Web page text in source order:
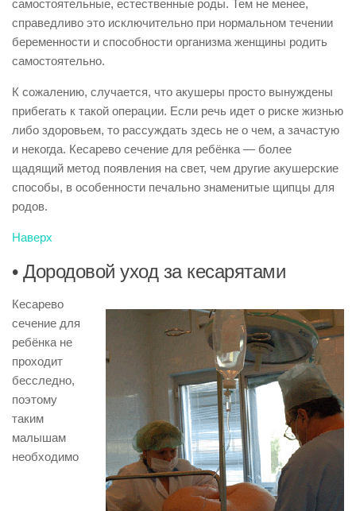
самостоятельные, естественные роды. Тем не менее,
справедливо это исключительно при нормальном течении
беременности и способности организма женщины родить
самостоятельно.
К сожалению, случается, что акушеры просто вынуждены
прибегать к такой операции. Если речь идет о риске жизнью
либо здоровьем, то рассуждать здесь не о чем, а зачастую
и некогда. Кесарево сечение для ребёнка — более
щадящий метод появления на свет, чем другие акушерские
способы, в особенности печально знаменитые щипцы для
родов.
Наверх
• Дородовой уход за кесарятами
Кесарево
сечение для
ребёнка не
проходит
бесследно,
поэтому
таким
малышам
необходимо